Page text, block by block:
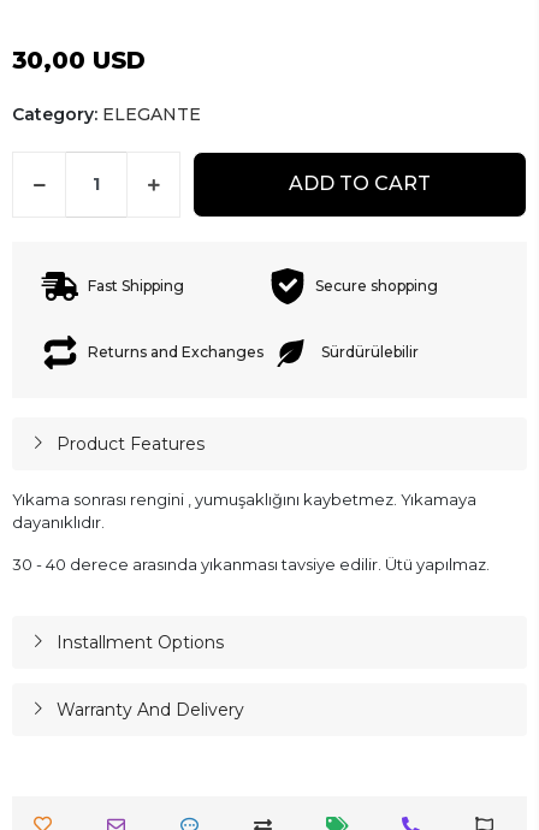
30,00 USD
Category: ELEGANTE
ADD TO CART
Fast Shipping Secure shopping
Returns and Exchanges Sürdürülebilir
Product Features
Yıkama sonrası rengini , yumuşaklığını kaybetmez. Yıkamaya
dayanıklıdır.
30 - 40 derece arasında yıkanması tavsiye edilir. Ütü yapılmaz.
Installment Options
Warranty And Delivery